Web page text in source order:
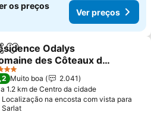
os preços
Ver preços
Adicionar aos favoritos
Odalys
des Côteaux de
Muito boa
2.041
a 1.2 km de Centro da cidade
Localização na encosta com vista para
Sarlat